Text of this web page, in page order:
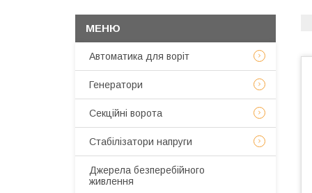
Автоматика для воріт
Генератори
Секційні ворота
Стабілізатори напруги
Джерела безперебійного
живлення